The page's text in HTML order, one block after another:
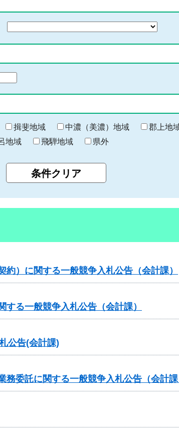
揖斐地域 中濃（美濃）地域
郡上地
地域 飛騨地域 県外
約）に関する一般競争入札公告（会計課）
る一般競争入札公告（会計課）
公告(会計課)
委託に関する一般競争入札公告（会計課